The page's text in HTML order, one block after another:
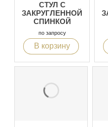
СТУЛ С
ЗАКРУГЛЕННОЙ
СПИНКОЙ
по запросу
В корзину